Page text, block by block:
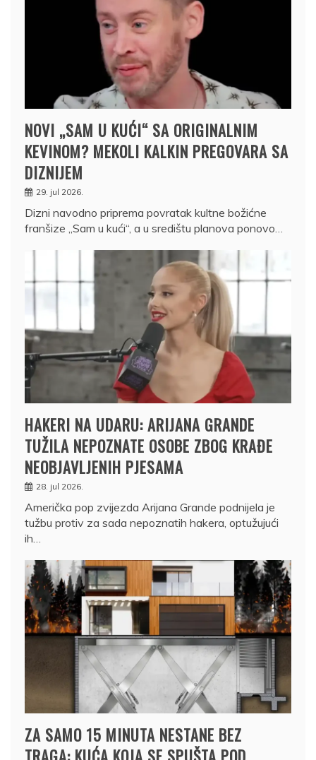
NOVI „SAM U KUĆI“ SA ORIGINALNIM
KEVINOM? MEKOLI KALKIN PREGOVARA SA
DIZNIJEM
29. jul 2026.
Dizni navodno priprema povratak kultne božićne
franšize „Sam u kući“, a u središtu planova ponovo…
HAKERI NA UDARU: ARIJANA GRANDE
TUŽILA NEPOZNATE OSOBE ZBOG KRAĐE
NEOBJAVLJENIH PJESAMA
28. jul 2026.
Američka pop zvijezda Arijana Grande podnijela je
tužbu protiv za sada nepoznatih hakera, optužujući
ih…
ZA SAMO 15 MINUTA NESTANE BEZ